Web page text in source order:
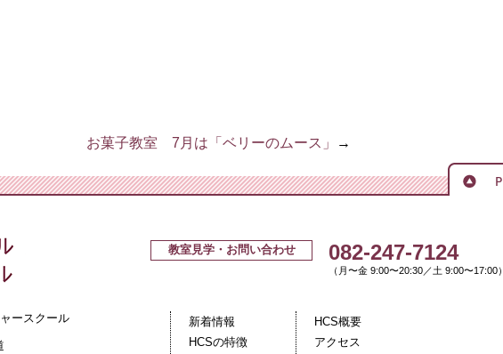
お菓子教室 7月は「ベリーのムース」 →
広島クッキングスクール＋カルチャースクール
教室見学・お問い合わせ 082-247-7124
（月〜金 9:00〜20:30／土 9:00〜17:00）
ースクール
新着情報
HCSの特徴
HCS概要
アクセス